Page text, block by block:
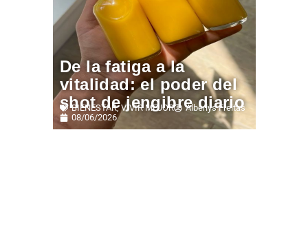
De la fatiga a la
vitalidad: el poder del
shot de jengibre diario
BIENESTAR,VIVIR MEJOR
Alberlys Freitas
08/06/2026